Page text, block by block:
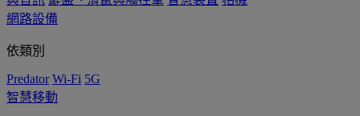
網路設備
依類別
Predator Wi-Fi 5G
智慧移動